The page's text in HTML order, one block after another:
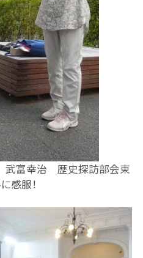
幸治 歴史探訪部会東
服！